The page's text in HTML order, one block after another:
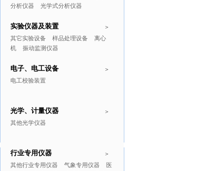
分析仪器
光学式分析仪器
>
实验仪器及装置
其它实验设备 样品处理设备
离心
机
振动监测仪器
>
电子、电工设备
电工校验装置
>
光学、计量仪器
其他光学仪器
>
行业专用仪器
其他行业专用仪器 气象专用仪器
医
推广商品 更多>>